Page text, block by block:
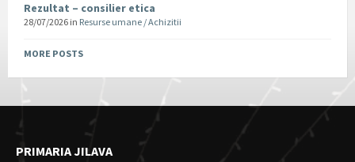
Rezultat – consilier etica
28/07/2026 in Resurse umane / Achizitii
MORE POSTS
PRIMARIA JILAVA